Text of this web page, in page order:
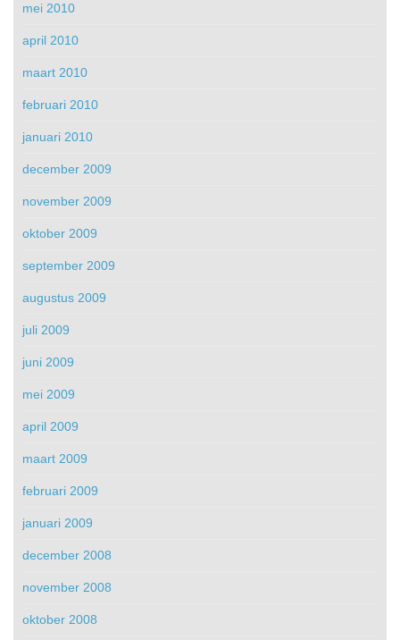
mei 2010
april 2010
maart 2010
februari 2010
januari 2010
december 2009
november 2009
oktober 2009
september 2009
augustus 2009
juli 2009
juni 2009
mei 2009
april 2009
maart 2009
februari 2009
januari 2009
december 2008
november 2008
oktober 2008